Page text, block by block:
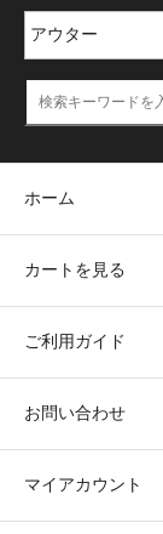
ホーム
カートを見る
ご利用ガイド
お問い合わせ
マイアカウント